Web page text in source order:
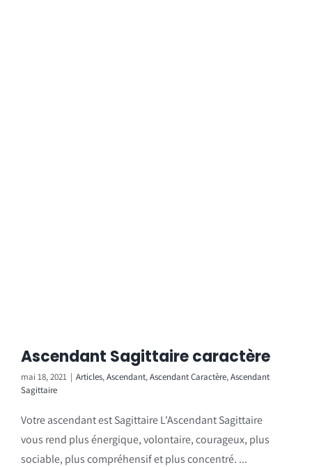
Ascendant Sagittaire caractère
mai 18, 2021 | Articles,Ascendant,Ascendant Caractère,Ascendant
Sagittaire
Votre ascendant est Sagittaire L'Ascendant Sagittaire
vous rend plus énergique, volontaire, courageux, plus
sociable, plus compréhensif et plus concentré. ...